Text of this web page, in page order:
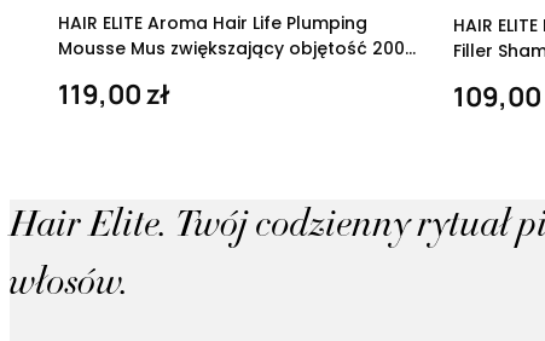
HAIR ELITE Aroma Hair Life Plumping
Mousse Mus zwiększający objętość 200
119,00 zł
HAIR
Filler
109,00
Hair Elite. Twój codzienny rytuał
włosów.